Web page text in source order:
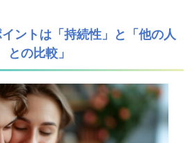
ントは「持続性」と「他の人
との比較」